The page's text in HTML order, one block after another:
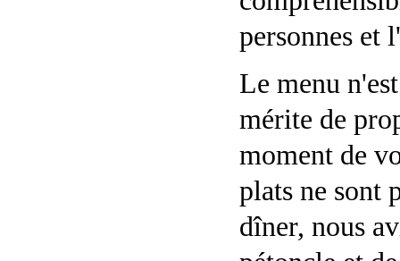
personnes et
Le menu
mérite de
moment de
plats ne sont
dîner, nous